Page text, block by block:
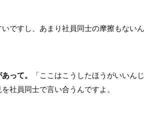
ですし、あまり社員同士の摩擦もない
って。
「ここはこうしたほうがいいん
社員同士で言い合うんですよ。